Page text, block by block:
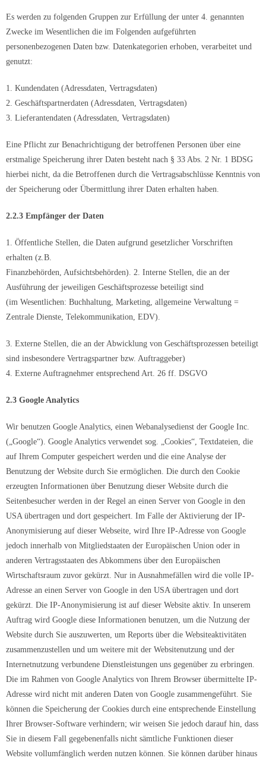
Es werden zu folgenden Gruppen zur Erfüllung der unter 4. genannten
Zwecke im Wesentlichen die im Folgenden aufgeführten
personenbezogenen Daten bzw. Datenkategorien erhoben, verarbeitet und
genutzt:
1. Kundendaten (Adressdaten, Vertragsdaten)
2. Geschäftspartnerdaten (Adressdaten, Vertragsdaten)
3. Lieferantendaten (Adressdaten, Vertragsdaten)
Eine Pflicht zur Benachrichtigung der betroffenen Personen über eine
erstmalige Speicherung ihrer Daten besteht nach § 33 Abs. 2 Nr. 1 BDSG
hierbei nicht, da die Betroffenen durch die Vertragsabschlüsse Kenntnis von
der Speicherung oder Übermittlung ihrer Daten erhalten haben.
2.2.3 Empfänger der Daten
1. Öffentliche Stellen, die Daten aufgrund gesetzlicher Vorschriften
erhalten (z.B.
Finanzbehörden, Aufsichtsbehörden). 2. Interne Stellen, die an der
Ausführung der jeweiligen Geschäftsprozesse beteiligt sind
(im Wesentlichen: Buchhaltung, Marketing, allgemeine Verwaltung =
Zentrale Dienste, Telekommunikation, EDV).
3. Externe Stellen, die an der Abwicklung von Geschäftsprozessen beteiligt
sind insbesondere Vertragspartner bzw. Auftraggeber)
4. Externe Auftragnehmer entsprechend Art. 26 ff. DSGVO
2.3 Google Analytics
Wir benutzen Google Analytics, einen Webanalysedienst der Google Inc.
(„Google“). Google Analytics verwendet sog. „Cookies“, Textdateien, die
auf Ihrem Computer gespeichert werden und die eine Analyse der
Benutzung der Website durch Sie ermöglichen. Die durch den Cookie
erzeugten Informationen über Benutzung dieser Website durch die
Seitenbesucher werden in der Regel an einen Server von Google in den
USA übertragen und dort gespeichert. Im Falle der Aktivierung der IP-
Anonymisierung auf dieser Webseite, wird Ihre IP-Adresse von Google
jedoch innerhalb von Mitgliedstaaten der Europäischen Union oder in
anderen Vertragsstaaten des Abkommens über den Europäischen
Wirtschaftsraum zuvor gekürzt. Nur in Ausnahmefällen wird die volle IP-
Adresse an einen Server von Google in den USA übertragen und dort
gekürzt. Die IP-Anonymisierung ist auf dieser Website aktiv. In unserem
Auftrag wird Google diese Informationen benutzen, um die Nutzung der
Website durch Sie auszuwerten, um Reports über die Websiteaktivitäten
zusammenzustellen und um weitere mit der Websitenutzung und der
Internetnutzung verbundene Dienstleistungen uns gegenüber zu erbringen.
Die im Rahmen von Google Analytics von Ihrem Browser übermittelte IP-
Adresse wird nicht mit anderen Daten von Google zusammengeführt. Sie
können die Speicherung der Cookies durch eine entsprechende Einstellung
Ihrer Browser-Software verhindern; wir weisen Sie jedoch darauf hin, dass
Sie in diesem Fall gegebenenfalls nicht sämtliche Funktionen dieser
Website vollumfänglich werden nutzen können. Sie können darüber hinaus